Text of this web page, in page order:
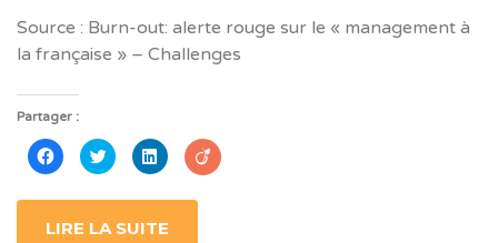
Source : Burn-out: alerte rouge sur le « management à
la française » – Challenges
Partager :
Cliquez
pour
partager
Facebook(ouvre
dans
une
Cliquez
pour
partager
Twitter(ouvre
dans
une
Cliquez
pour
partager
LinkedIn(ouvre
dans
une
LIRE LA SUITE